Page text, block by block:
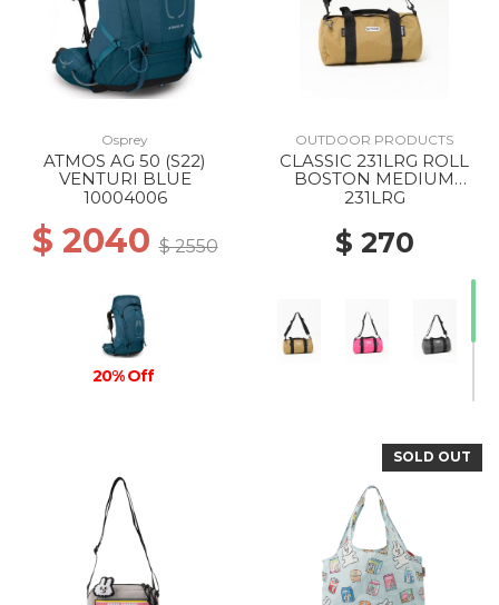
Osprey
ATMOS AG 50 (S22)
VENTURI BLUE
10004006
$ 2040$ 2550
20% Off
OUTDOOR PRODUCTS
CLASSIC 231LRG ROLL
BOSTON MEDIUM
SOLID BEIGE
231LRG
$ 270
SOLD OUT